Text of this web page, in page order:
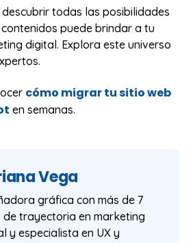
todas las posibilidades
puede brindar a tu
digital. Explora este universo
cómo migrar tu sitio web
en semanas.
Vega
gráfica con más de 7
de trayectoria en marketing
y especialista en UX y